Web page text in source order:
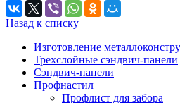
Назад к списку
Изготовление
Трехслойные сэндвич-панели
Сэндвич-панели
Профнастил
Профлист для забора